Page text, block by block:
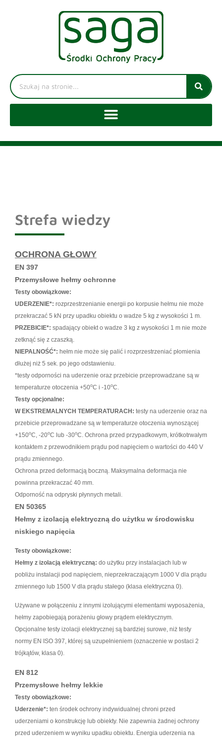
Strefa wiedzy
OCHRONA GŁOWY
EN 397
Przemysłowe hełmy ochronne
Testy obowiązkowe:
UDERZENIE*: rozprzestrzenianie energii po korpusie hełmu nie może
przekraczać 5 kN przy upadku obiektu o wadze 5 kg z wysokości 1 m.
PRZEBICIE*: spadający obiekt o wadze 3 kg z wysokości 1 m nie może
zetknąć się z czaszką.
NIEPALNOŚĆ*: hełm nie może się palić i rozprzestrzeniać płomienia
dłużej niż 5 sek. po jego odstawieniu.
*testy odporności na uderzenie oraz przebicie przeprowadzane są w
temperaturze otoczenia +50oC i -10oC.
Testy opcjonalne:
W EKSTREMALNYCH TEMPERATURACH: testy na uderzenie oraz na
przebicie przeprowadzane są w temperaturze otoczenia wynoszącej
+150oC, -20oC lub -30oC. Ochrona przed przypadkowym, krótkotrwałym
kontaktem z przewodnikiem prądu pod napięciem o wartości do 440 V
prądu zmiennego.
Ochrona przed deformacją boczną. Maksymalna deformacja nie
powinna przekraczać 40 mm.
Odporność na odpryski płynnych metali.
EN 50365
Hełmy z izolacją elektryczną do użytku w środowisku
niskiego napięcia
Testy obowiązkowe:
Hełmy z izolacją elektryczną: do użytku przy instalacjach lub w
pobliżu instalacji pod napięciem, nieprzekraczającym 1000 V dla prądu
zmiennego lub 1500 V dla prądu stałego (klasa elektryczna 0).
Używane w połączeniu z innymi izolującymi elementami wyposażenia,
hełmy zapobiegają porażeniu głowy prądem elektrycznym.
Opcjonalne testy izolacji elektrycznej są bardziej surowe, niż testy
normy EN ISO 397, której są uzupełnieniem (oznaczenie w postaci 2
trójkątów, kl asa 0).
EN 812
Przemysłowe hełmy lekkie
Testy obowiązkowe:
Uderzenie*: ten środek ochrony indywidualnej chroni przed
uderzeniami o konstrukcję lub obiekty. Nie zapewnia żadnej ochrony
przed uderzeniem w wyniku upadku obiektu. Energia uderzenia na